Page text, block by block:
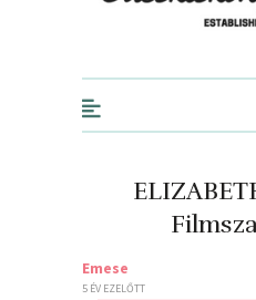
Emese
5 ÉV EZELŐTT